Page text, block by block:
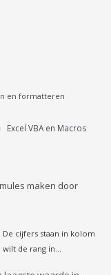
en formatteren
Excel VBA en Macros
maken door
De cijfers staan in kolom
de rang in…